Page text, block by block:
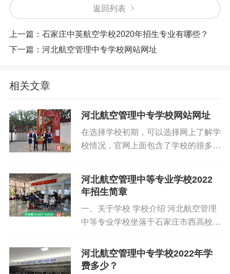
返回列表
上一篇： 石家庄中英航空学校2020年招生专业有哪些？
下一篇： 河北航空管理中专学校网站网址
相关文章
河北航空管理中专学校网站网址
在选择学校初期，可以选择网上了解学
校情况，官网上面包含了学校的很多的
网的信息一般也比较准确，大家可以多
多通过学校的官网进行了解。 河北航
空管理中等专业学校网站网址：
https://www.sjzgjjx.com/xuexiao/
庄鹿泉区石柏南大街168号。 河北航空
管理中等专业学校自办学以来紧跟航
河北航空管理中等专业学校2022
年招生简章
一、关于学校 学校介绍 河北航空管理
中等专业学校坐落于石家庄市西高校园
体的河北省属中等专业学校。学校
以“立德树人”为根本任务，坚持“以人为
河北航空管理中专学校2022年学
费多少？